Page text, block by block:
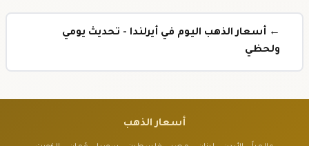
← أسعار الذهب اليوم في أيرلندا - تحديث يومي
ولحظي
أسعار الذهب